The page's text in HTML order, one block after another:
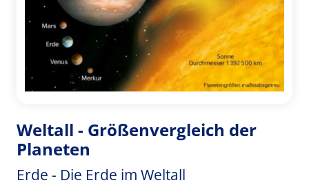
Weltall - Größenvergleich der
Planeten
Erde - Die Erde im Weltall